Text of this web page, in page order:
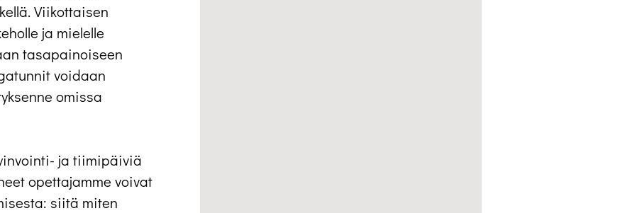
Viikottaisen
ja mielelle
tasapainoiseen
voidaan
omissa
ja tiimipäiviä
opettajamme voivat
siitä miten